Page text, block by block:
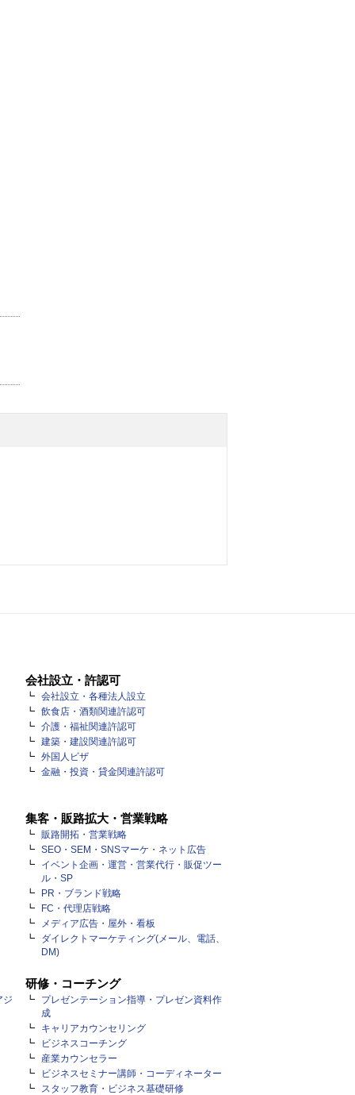
会社設立・許認可
会社設立・各種法人設立
飲食店・酒類関連許認可
介護・福祉関連許認可
建築・建設関連許認可
外国人ビザ
金融・投資・貸金関連許認可
集客・販路拡大・営業戦略
販路開拓・営業戦略
SEO・SEM・SNSマーケ・ネット広告
イベント企画・運営・営業代行・販促ツー
ル・SP
PR・ブランド戦略
FC・代理店戦略
メディア広告・屋外・看板
ダイレクトマーケティング(メール、電話、
DM)
ジ
研修・コーチング
プレゼンテーション指導・プレゼン資料作
成
キャリアカウンセリング
ビジネスコーチング
産業カウンセラー
ビジネスセミナー講師・コーディネーター
スタッフ教育・ビジネス基礎研修